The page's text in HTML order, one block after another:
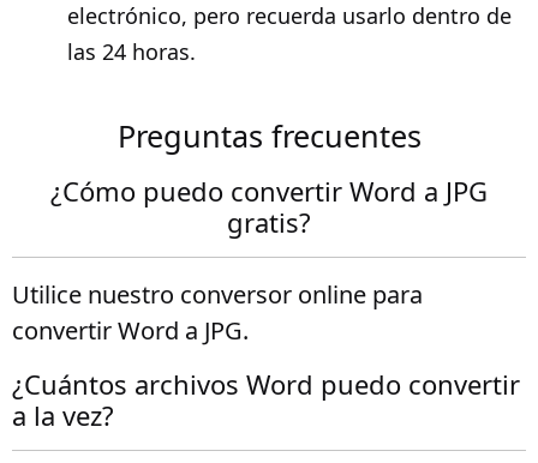
electrónico, pero recuerda usarlo dentro de
las 24 horas.
Preguntas frecuentes
¿Cómo puedo convertir Word a JPG
gratis?
Utilice nuestro conversor online para
convertir Word a JPG.
¿Cuántos archivos Word puedo convertir
a la vez?